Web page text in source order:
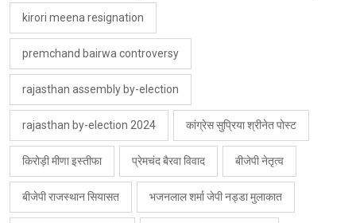
kirori meena resignation
premchand bairwa controversy
rajasthan assembly by-election
rajasthan by-election 2024 कांग्रेस सुप्रिया श्रीनेत पोस्ट
किरोड़ी मीणा इस्तीफा प्रेमचंद बैरवा विवाद बीजेपी नेतृत्व
बीजेपी राजस्थान सियासत भजनलाल शर्मा जेपी नड्डा मुलाकात